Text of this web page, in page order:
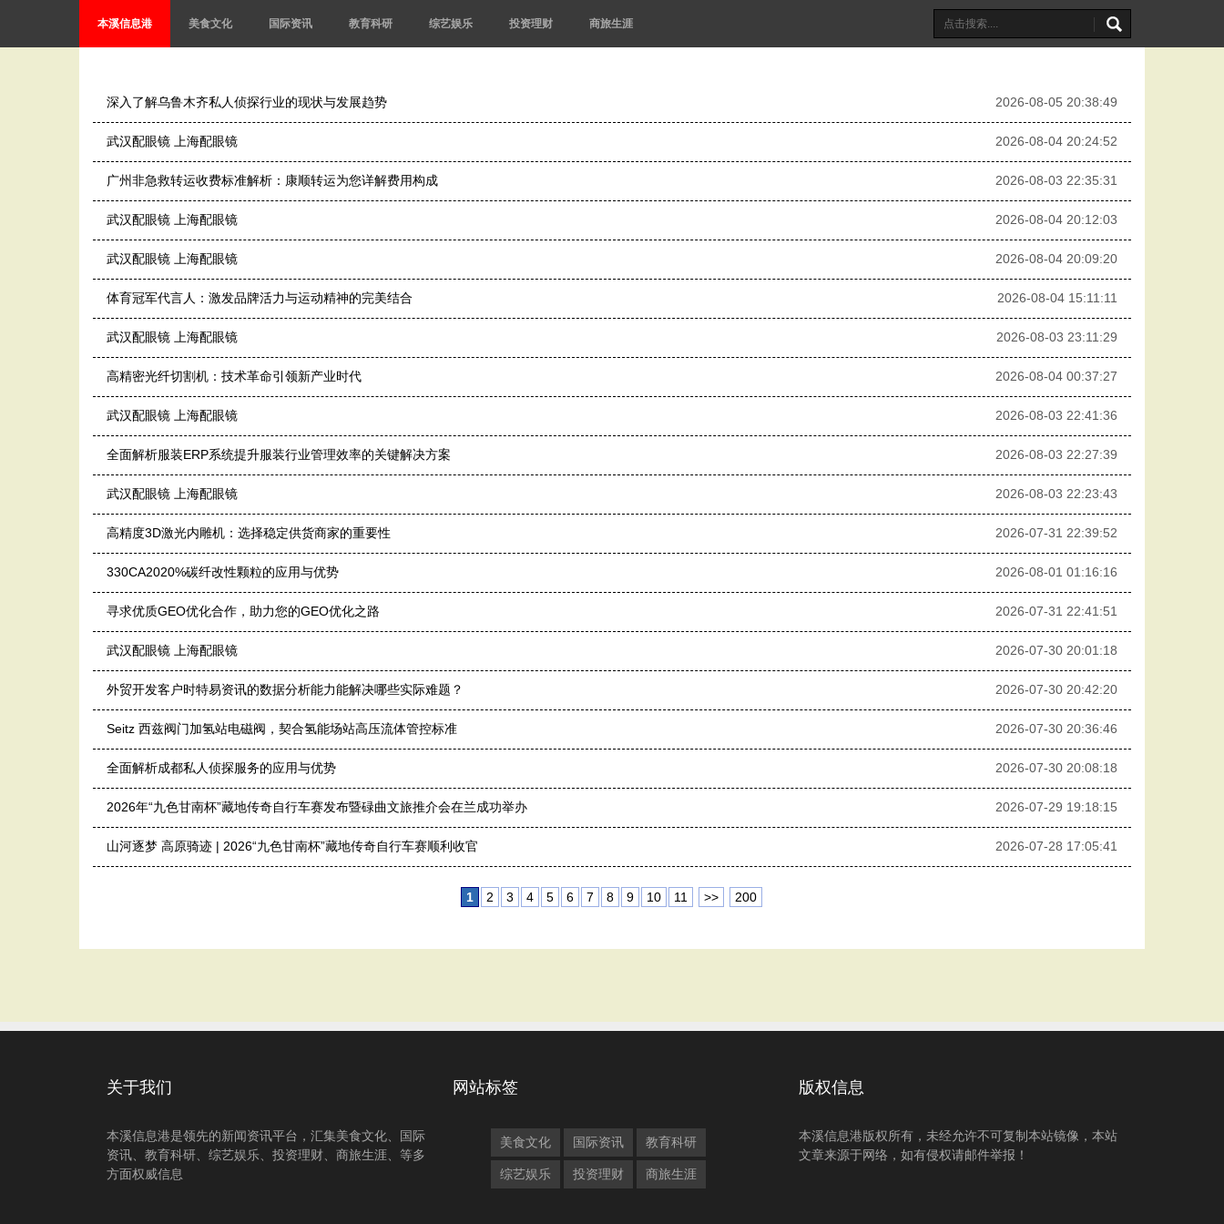
本溪信息港 美食文化 国际资讯 教育科研 综艺娱乐 投资理财 商旅生涯
深入了解乌鲁木齐私人侦探行业的现状与发展趋势 2026-08-05 20:38:49
武汉配眼镜 上海配眼镜 2026-08-04 20:24:52
广州非急救转运收费标准解析：康顺转运为您详解费用构成 2026-08-03 22:35:31
武汉配眼镜 上海配眼镜 2026-08-04 20:12:03
武汉配眼镜 上海配眼镜 2026-08-04 20:09:20
体育冠军代言人：激发品牌活力与运动精神的完美结合 2026-08-04 15:11:11
武汉配眼镜 上海配眼镜 2026-08-03 23:11:29
高精密光纤切割机：技术革命引领新产业时代 2026-08-04 00:37:27
武汉配眼镜 上海配眼镜 2026-08-03 22:41:36
全面解析服装ERP系统提升服装行业管理效率的关键解决方案 2026-08-03 22:27:39
武汉配眼镜 上海配眼镜 2026-08-03 22:23:43
高精度3D激光内雕机：选择稳定供货商家的重要性 2026-07-31 22:39:52
330CA2020%碳纤改性颗粒的应用与优势 2026-08-01 01:16:16
寻求优质GEO优化合作，助力您的GEO优化之路 2026-07-31 22:41:51
武汉配眼镜 上海配眼镜 2026-07-30 20:01:18
外贸开发客户时特易资讯的数据分析能力能解决哪些实际难题？ 2026-07-30 20:42:20
Seitz 西兹阀门加氢站电磁阀，契合氢能场站高压流体管控标准 2026-07-30 20:36:46
全面解析成都私人侦探服务的应用与优势 2026-07-30 20:08:18
2026年“九色甘南杯”藏地传奇自行车赛发布暨碌曲文旅推介会在兰成功举办 2026-07-29 19:18:15
山河逐梦 高原骑迹 | 2026“九色甘南杯”藏地传奇自行车赛顺利收官 2026-07-28 17:05:41
1 2 3 4 5 6 7 8 9 10 11 >> 200
关于我们
本溪信息港是领先的新闻资讯平台，汇集美食文化、国际
资讯、教育科研、综艺娱乐、投资理财、商旅生涯、等多
方面权威信息
网站标签
美食文化 国际资讯 教育科研
综艺娱乐 投资理财 商旅生涯
版权信息
本溪信息港版权所有，未经允许不可复制本站镜像，本站
文章来源于网络，如有侵权请邮件举报！